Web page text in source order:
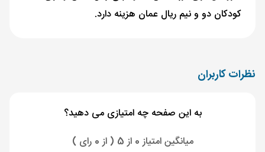
کودکان دو و نیم ریال عمان هزینه دارد.
نظرات کاربران
به این صفحه چه امتیازی می دهید؟
میانگین امتیاز 0 از 5 ( از 0 رای )